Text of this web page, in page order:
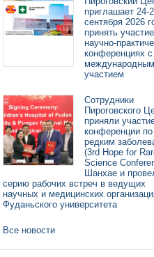
приглашает 24-
сентября 2026
принять
научно-
конференциях с
международным
участием
Сотрудники
Пироговского
приняли
конференции по
редким
(3rd Hope for
Science
Шанхае и
серию рабочих встреч в ведущих
научных и медицинских
Фуданьского университета
Все новости